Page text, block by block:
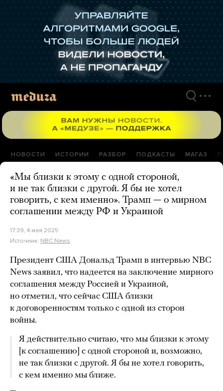
НОВОСТИ ИСТОРИИ РАЗБОР ПОДКАСТЫ МАГАЗ
«Мы близки к этому с одной стороной,
и не так близки с другой. Я бы не хотел
говорить, с кем именно». Трамп — о мирном
соглашении между РФ и Украиной
17:39, 4 мая 2025
Источник: NBC News
Президент США Дональд Трамп в интервью NBC
News заявил, что надеется на заключение мирного
соглашения между Россией и Украиной,
но отметил, что сейчас США близки
к договоренностям только с одной из сторон
войны.
Я действительно считаю, что мы близки к этому
[к соглашению] с одной стороной и, возможно,
не так близки с другой. Я бы не хотел говорить,
с кем именно мы ближе.